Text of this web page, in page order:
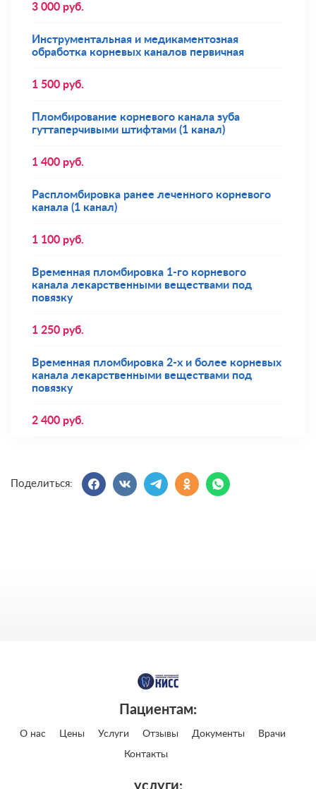
3 000 руб.
Инструментальная и медикаментозная
обработка корневых каналов первичная
1 500 руб.
Пломбирование корневого канала зуба
гуттаперчивыми штифтами (1 канал)
1 400 руб.
Распломбировка ранее леченного корневого
канала (1 канал)
1 100 руб.
Временная пломбировка 1-го корневого
канала лекарственными веществами под
повязку
1 250 руб.
Временная пломбировка 2-х и более корневых
канала лекарственными веществами под
повязку
2 400 руб.
Поделиться:
Пациентам:
О нас Цены Услуги Отзывы Документы Врачи
Контакты
услуги: